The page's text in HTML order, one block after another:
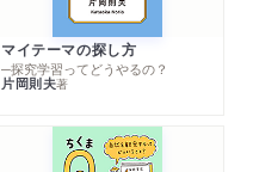
マイテーマの探し方
─探究学習ってどうやるの？
片岡則夫著